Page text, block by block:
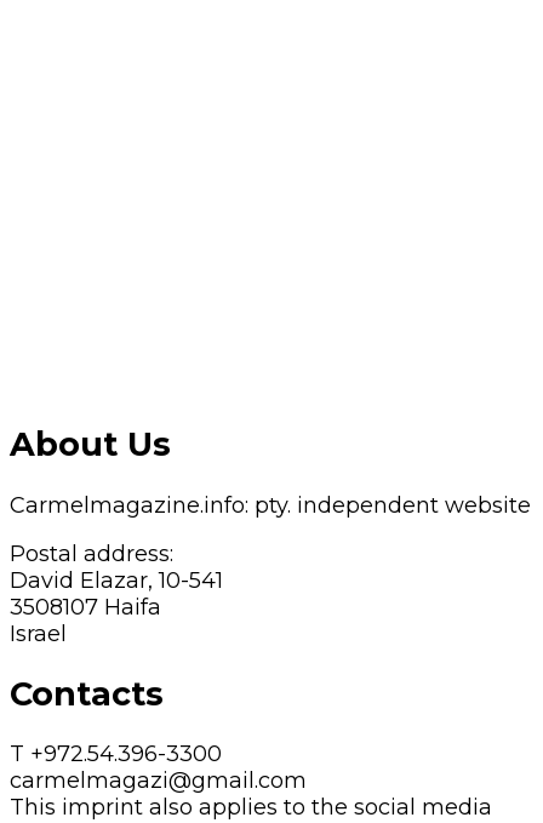
About Us
Carmelmagazine.info: pty. independent website
Postal address:
David Elazar, 10-541
3508107 Haifa
Israel
Contacts
T +972.54.396-3300
carmelmagazi@gmail.com
This imprint also applies to the social media